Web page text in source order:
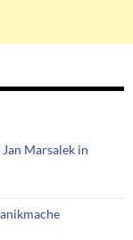
Marsalek in